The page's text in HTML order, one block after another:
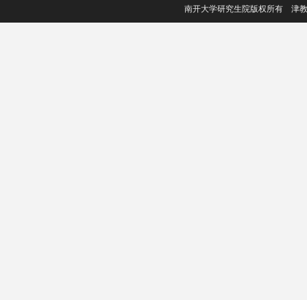
南开大学研究生院版权所有 津